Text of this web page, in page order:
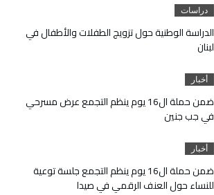
دراسات
الدراسة الوطنية حول تزويج الطفلات والأطفال في
لبنان
أخبار
ضمن حملة ال16 يوم ينظم التجمع عرض مسرحي
في جب جنين
أخبار
ضمن حملة ال16 يوم ينظم التجمع جلسة توعية
للنساء حول العنف الرقمي في صيدا